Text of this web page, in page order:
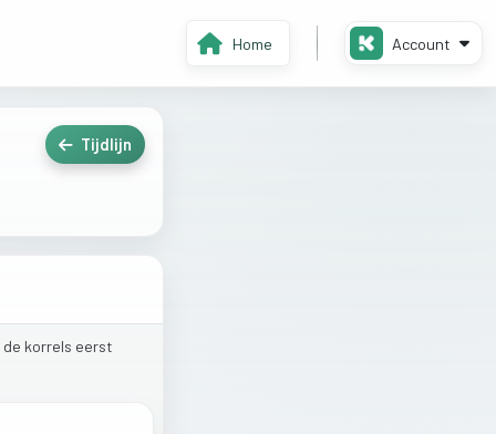
Home Account
Tijdlijn
de korrels eerst